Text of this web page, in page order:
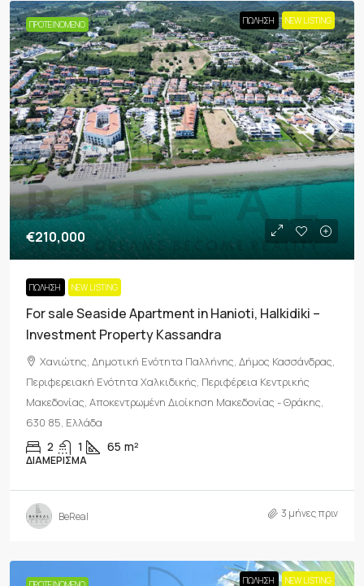
ΠΡΟΤΕΙΝΌΜΕΝΟ ΠΏΛΗΣΗ NEW LISTING
€210,000
ΠΏΛΗΣΗ NEW LISTING
For sale Seaside Apartment in Hanioti, Halkidiki –
Investment Property Kassandra
Χανιώτης, Δημοτική Ενότητα Παλλήνης, Δήμος Κασσάνδρας,
Περιφερειακή Ενότητα Χαλκιδικής, Περιφέρεια Κεντρικής
Μακεδονίας, Αποκεντρωμένη Διοίκηση Μακεδονίας - Θράκης,
630 85, Ελλάδα
2 1 65 m²
ΔΙΑΜΈΡΙΣΜΑ
BeReal 3 μήνες πριν
ΠΏΛΗΣΗ NEW LISTING